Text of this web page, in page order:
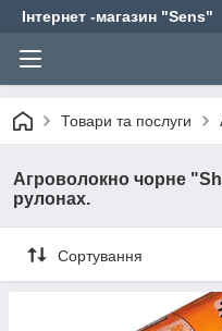
Інтернет -магазин "Sens"
Товари та послуги
Агроволокно чорне
рулонах.
Сортування